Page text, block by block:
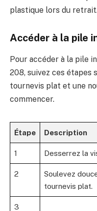
plastique lors du
Accéder à la pile
Pour accéder à la pile
208, suivez ces étapes
tournevis plat et une
commencer.
Étape Description
1 Desserrez la
2
Soulevez
tournevis plat.
3